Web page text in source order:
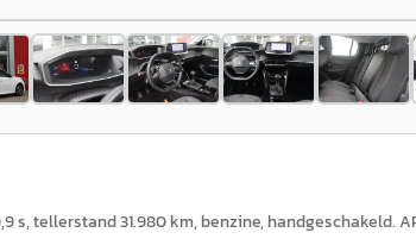
s, tellerstand 31.980 km, benzine,